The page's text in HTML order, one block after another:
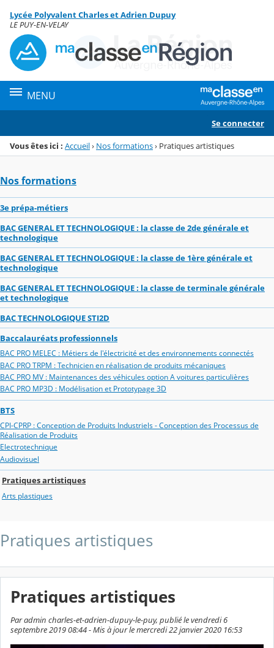
Menu de la rubrique
Contenu
Lycée Polyvalent Charles et Adrien Dupuy
LE PUY-EN-VELAY
MENU
Se connecter
Vous êtes ici : Accueil› Nos formations› Pratiques artistiques
Nos formations
3e prépa-métiers
BAC GENERAL ET TECHNOLOGIQUE : la classe de 2de générale et
technologique
BAC GENERAL ET TECHNOLOGIQUE : la classe de 1ère générale et
technologique
BAC GENERAL ET TECHNOLOGIQUE : la classe de terminale générale
et technologique
BAC TECHNOLOGIQUE STI2D
Baccalauréats professionnels
BAC PRO MELEC : Métiers de l'électricité et des environnements connectés
BAC PRO TRPM : Technicien en réalisation de produits mécaniques
BAC PRO MV : Maintenances des véhicules option A voitures particulières
BAC PRO MP3D : Modélisation et Prototypage 3D
BTS
CPI-CPRP : Conception de Produits Industriels - Conception des Processus de
Réalisation de Produits
Electrotechnique
Audiovisuel
Pratiques artistiques
Arts plastiques
Pratiques artistiques
Pratiques artistiques
Par admin charles-et-adrien-dupuy-le-puy, publié le vendredi 6
septembre 2019 08:44 - Mis à jour le mercredi 22 janvier 2020 16:53